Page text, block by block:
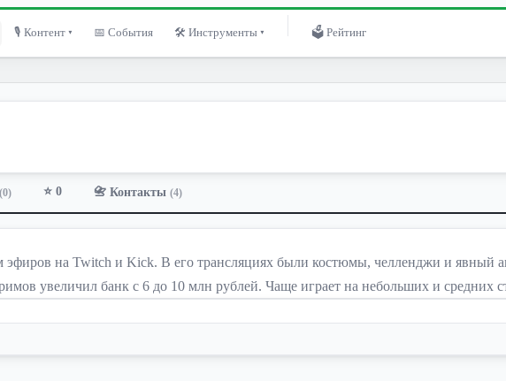
🎙 Контент ▾ 📅 События 🛠 Инструменты ▾ 🗳 Рейтинг
(0) ⭐ 0 📇 Контакты (4)
на Twitch и Kick. В его трансляциях были костюмы, челленджи и явный
увеличил банк с 6 до 10 млн рублей. Чаще играет на небольших и средних